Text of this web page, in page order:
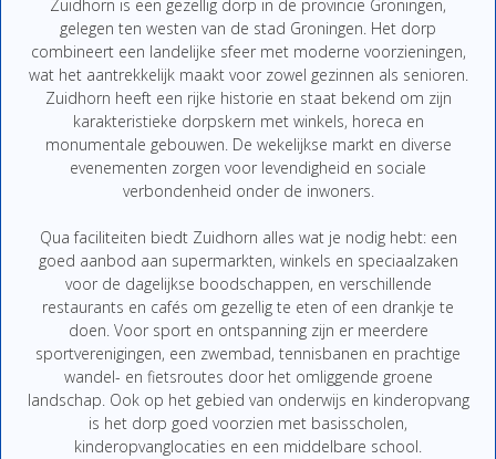
Zuidhorn is een gezellig dorp in de provincie Groningen,
gelegen ten westen van de stad Groningen. Het dorp
combineert een landelijke sfeer met moderne voorzieningen,
wat het aantrekkelijk maakt voor zowel gezinnen als senioren.
Zuidhorn heeft een rijke historie en staat bekend om zijn
karakteristieke dorpskern met winkels, horeca en
monumentale gebouwen. De wekelijkse markt en diverse
evenementen zorgen voor levendigheid en sociale
verbondenheid onder de inwoners.
Qua faciliteiten biedt Zuidhorn alles wat je nodig hebt: een
goed aanbod aan supermarkten, winkels en speciaalzaken
voor de dagelijkse boodschappen, en verschillende
restaurants en cafés om gezellig te eten of een drankje te
doen. Voor sport en ontspanning zijn er meerdere
sportverenigingen, een zwembad, tennisbanen en prachtige
wandel- en fietsroutes door het omliggende groene
landschap. Ook op het gebied van onderwijs en kinderopvang
is het dorp goed voorzien met basisscholen,
kinderopvanglocaties en een middelbare school.